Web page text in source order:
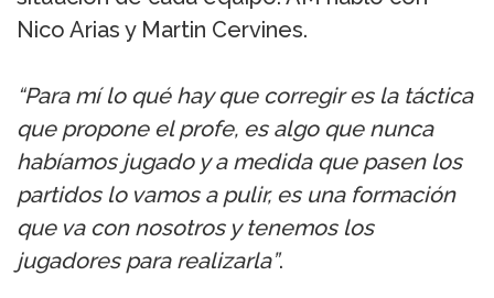
Nico Arias y Martin Cervines.
“Para mí lo qué hay que corregir es la táctica
que propone el profe, es algo que nunca
habíamos jugado y a medida que pasen los
partidos lo vamos a pulir, es una formación
que va con nosotros y tenemos los
jugadores para realizarla”.